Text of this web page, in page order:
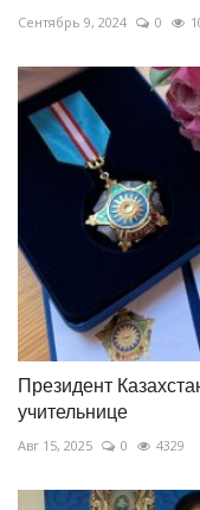
Сентябрь 9, 2024 0
Президент
учительнице
Авг 15, 2025 0 4329